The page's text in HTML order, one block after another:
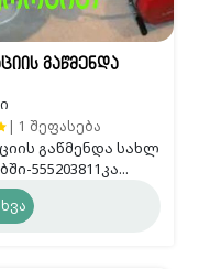
გაწმენდა
555203811
| 1 შეფასება
გაწმენდა სახლ
555203811კა...